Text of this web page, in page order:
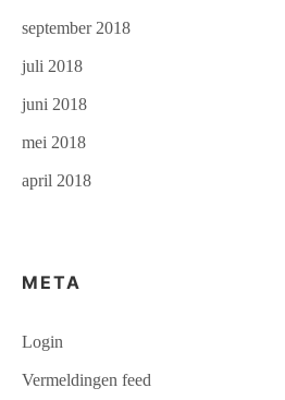
september 2018
juli 2018
juni 2018
mei 2018
april 2018
META
Login
Vermeldingen feed